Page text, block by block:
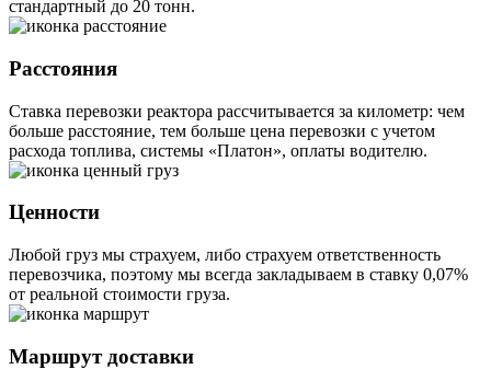
стандартный до 20 тонн.
Расстояния
Ставка перевозки реактора рассчитывается за километр: чем
больше расстояние, тем больше цена перевозки с учетом
расхода топлива, системы «Платон», оплаты водителю.
Ценности
Любой груз мы страхуем, либо страхуем ответственность
перевозчика, поэтому мы всегда закладываем в ставку 0,07%
от реальной стоимости груза.
Маршрут доставки